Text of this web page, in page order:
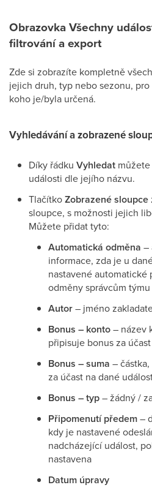
Obrazovka Všechny
filtrování a export
Zde si zobrazíte kompletně
jejich druh, typ nebo sezonu,
koho je/byla určená.
Vyhledávání a zobrazené
Díky řádku Vyhledat
události dle jejího názvu.
TlačítkoZobrazené sloupce
sloupce, s možnosti jejich
Můžete přidat tyto:
Automatická odměna –
informace, zda je u
nastavené automatické
odměny správcům týmu
Autor– jméno
Bonus – konto– název
připisuje bonus za
Bonus – suma –
za účast na dané
Bonus – typ– žádný /
Připomenutí předem–
kdy je nastavené
nadcházející událost,
nastavena
Datum úpravy